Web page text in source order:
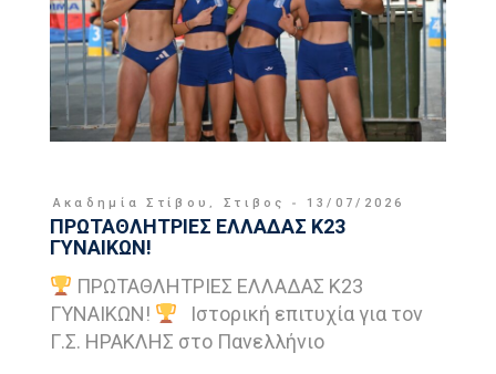
Ακαδημία Στίβου , Στιβος 13/07/2026
ΠΡΩΤΑΘΛΗΤΡΙΕΣ ΕΛΛΑΔΑΣ Κ23
ΓΥΝΑΙΚΩΝ!
ΠΡΩΤΑΘΛΗΤΡΙΕΣ ΕΛΛΑΔΑΣ Κ23
ΓΥΝΑΙΚΩΝ!
Ιστορική επιτυχία για τον
Γ.Σ. ΗΡΑΚΛΗΣ στο Πανελλήνιο